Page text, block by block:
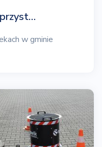
w gminie